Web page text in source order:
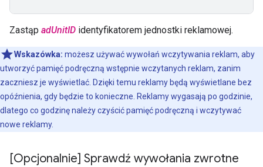
Zastąp adUnitID identyfikatorem jednostki reklamowej.
Wskazówka: możesz używać wywołań wczytywania reklam, aby
utworzyć pamięć podręczną wstępnie wczytanych reklam, zanim
zaczniesz je wyświetlać. Dzięki temu reklamy będą wyświetlane bez
opóźnienia, gdy będzie to konieczne. Reklamy wygasają po godzinie,
dlatego co godzinę należy czyścić pamięć podręczną i wczytywać
nowe reklamy.
[Opcjonalnie] Sprawdź wywołania zwrotne